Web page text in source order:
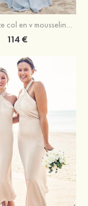
Robe trapèze col en v mousseline ras du sol robe de demoiselle d'honneur
114 €